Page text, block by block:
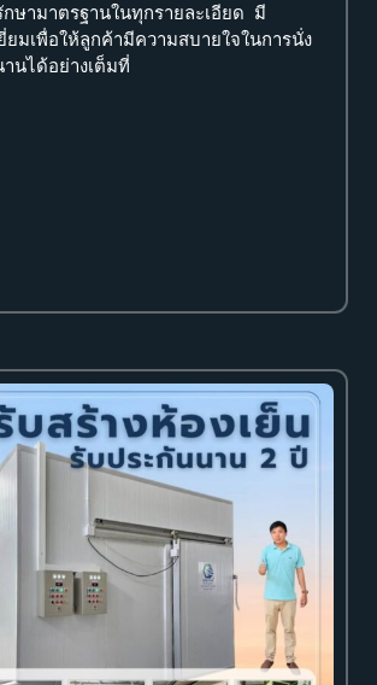
ษามาตรฐานในทุกรายละเอียด มี
ยมเพื่อให้ลูกค้ามีความสบายใจในการนั่ง
นได้อย่างเต็มที่